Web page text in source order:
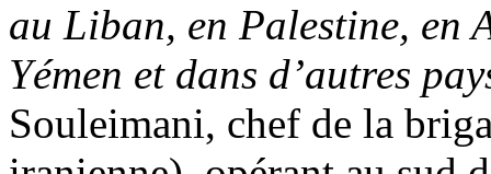
au Liban, en Palestine, en
Yémen et dans d’autres
Souleimani, chef de la